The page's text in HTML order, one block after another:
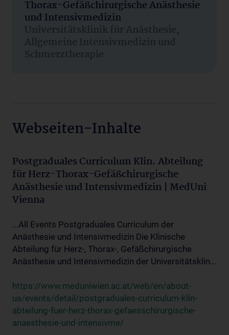
Thorax-Gefäßchirurgische Anästhesie
und Intensivmedizin
Universitätsklinik für Anästhesie,
Allgemeine Intensivmedizin und
Schmerztherapie
Webseiten-Inhalte
Postgraduales Curriculum Klin. Abteilung
für Herz-Thorax-Gefäßchirurgische
Anästhesie und Intensivmedizin | MedUni
Vienna
...All Events Postgraduales Curriculum der
Anästhesie und Intensivmedizin Die Klinische
Abteilung für Herz-, Thorax-, Gefäßchirurgische
Anästhesie und Intensivmedizin der Universitätsklin...
https://www.meduniwien.ac.at/web/en/about-
us/events/detail/postgraduales-curriculum-klin-
abteilung-fuer-herz-thorax-gefaesschirurgische-
anaesthesie-und-intensivme/